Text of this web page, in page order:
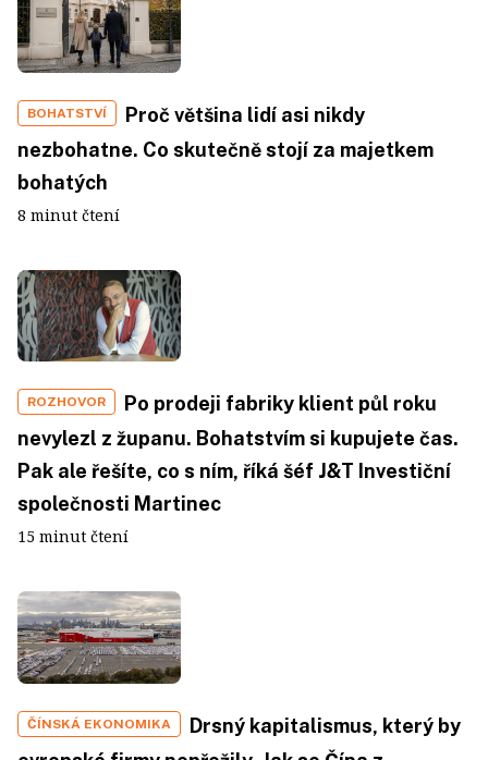
BOHATSTVÍ
Proč většina lidí asi nikdy
nezbohatne. Co skutečně stojí za majetkem
bohatých
8 minut čtení
ROZHOVOR
Po prodeji fabriky klient půl roku
nevylezl z županu. Bohatstvím si kupujete čas.
Pak ale řešíte, co s ním, říká šéf J&T Investiční
společnosti Martinec
15 minut čtení
ČÍNSKÁ EKONOMIKA
Drsný kapitalismus, který by